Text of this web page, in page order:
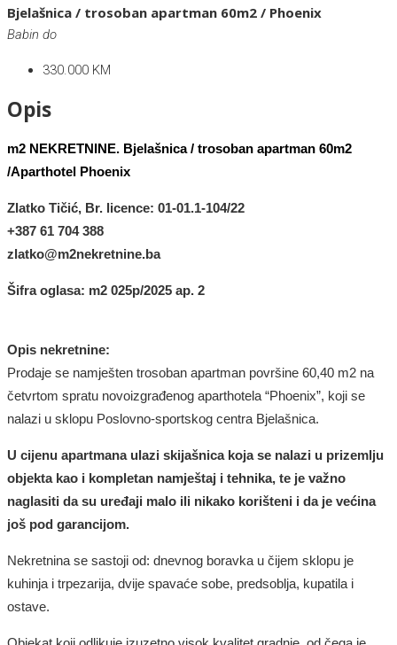
Bjelašnica / trosoban apartman 60m2 / Phoenix
Babin do
330.000 KM
Opis
m2 NEKRETNINE. Bjelašnica / trosoban apartman 60m2
/Aparthotel Phoenix
Zlatko Tičić, Br. licence: 01-01.1-104/22
+387 61 704 388
zlatko@m2nekretnine.ba
Šifra oglasa: m2 025p/2025 ap. 2
Opis nekretnine:
Prodaje se namješten trosoban apartman površine 60,40 m2 na
četvrtom spratu novoizgrađenog aparthotela “Phoenix”, koji se
nalazi u sklopu Poslovno-sportskog centra Bjelašnica.
U cijenu apartmana ulazi skijašnica koja se nalazi u prizemlju
objekta kao i kompletan namještaj i tehnika, te je važno
naglasiti da su uređaji malo ili nikako korišteni i da je većina
još pod garancijom.
Nekretnina se sastoji od: dnevnog boravka u čijem sklopu je
kuhinja i trpezarija, dvije spavaće sobe, predsoblja, kupatila i
ostave.